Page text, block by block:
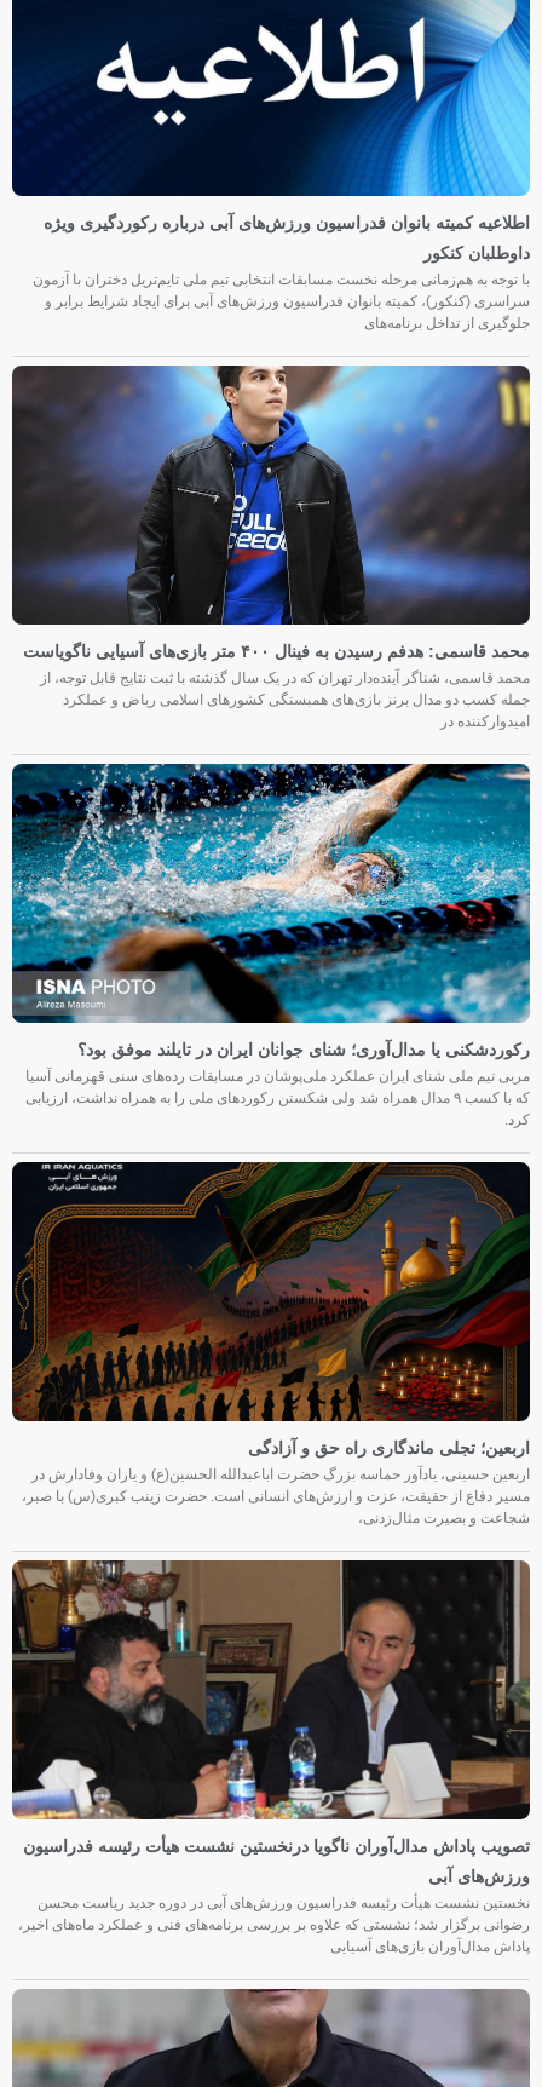
اطلاعیه کمیته بانوان فدراسیون ورزش‌های آبی درباره رکوردگیری ویژه
داوطلبان کنکور
با توجه به هم‌زمانی مرحله نخست مسابقات انتخابی تیم ملی تایم‌تریل دختران با آزمون
سراسری (کنکور)، کمیته بانوان فدراسیون ورزش‌های آبی برای ایجاد شرایط برابر و
جلوگیری از تداخل برنامه‌های
محمد قاسمی: هدفم رسیدن به فینال ۴۰۰ متر بازی‌های آسیایی ناگویاست
محمد قاسمی، شناگر آینده‌دار تهران که در یک سال گذشته با ثبت نتایج قابل توجه، از
جمله کسب دو مدال برنز بازی‌های همبستگی کشورهای اسلامی ریاض و عملکرد
امیدوارکننده در
رکوردشکنی یا مدال‌آوری؛ شنای جوانان ایران در تایلند موفق بود؟
مربی تیم ملی شنای ایران عملکرد ملی‌پوشان در مسابقات رده‌های سنی قهرمانی آسیا
که با کسب ۹ مدال همراه شد ولی شکستن رکوردهای ملی را به همراه نداشت، ارزیابی
کرد.
اربعین؛ تجلی ماندگاری راه حق و آزادگی
اربعین حسینی، یادآور حماسه بزرگ حضرت اباعبدالله الحسین(ع) و یاران وفادارش در
مسیر دفاع از حقیقت، عزت و ارزش‌های انسانی است. حضرت زینب کبری(س) با صبر،
شجاعت و بصیرت مثال‌زدنی،
تصویب پاداش مدال‌آوران ناگویا درنخستین نشست هیأت رئیسه فدراسیون
ورزش‌های آبی
نخستین نشست هیأت رئیسه فدراسیون ورزش‌های آبی در دوره جدید ریاست محسن
رضوانی برگزار شد؛ نشستی که علاوه بر بررسی برنامه‌های فنی و عملکرد ماه‌های اخیر،
پاداش مدال‌آوران بازی‌های آسیایی